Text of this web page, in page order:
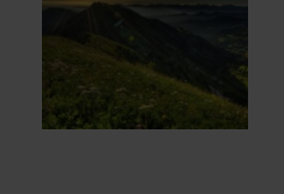
im Allgäu –
Wandern
direkt ab Hotel